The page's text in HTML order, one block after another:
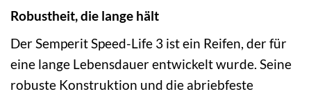
Robustheit, die lange hält
Der Semperit Speed-Life 3 ist ein Reifen, der für
eine lange Lebensdauer entwickelt wurde. Seine
robuste Konstruktion und die abriebfeste